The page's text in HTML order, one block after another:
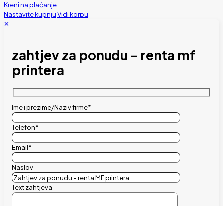
Kreni na plaćanje
Nastavite kupnjuVidi korpu
✕
zahtjev za ponudu - renta mf
printera
Ime i prezime/Naziv firme*
Telefon*
Email*
Naslov
Text zahtjeva